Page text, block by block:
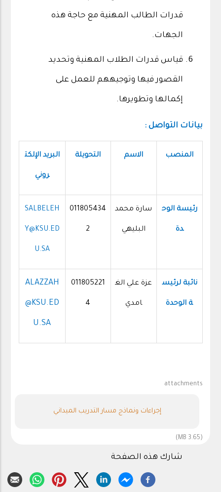
قدرات الطالب المهنية مع حاجة هذه
الجهات.
قياس قدرات الطلاب المهنية وتحديد
القصور فيها وتوجيههم للعمل على
إكمالها وتطويرها.
بيانات التواصل :
المنصب الاسم التحويلة البريد الإلكت
روني
رئيسة الوح
دة
سارة محمد
البليهي
011805434
2
SALBELEH
Y@KSU.ED
U.SA
نائبة لرئيس
ة الوحدة
عزة علي الغ
امدي
011805221
4
ALAZZAH
@KSU.ED
U.SA
attachments
إجراءات ونماذج مسار التدريب الميداني
(3.65 MB)
شارك هذه الصفحة